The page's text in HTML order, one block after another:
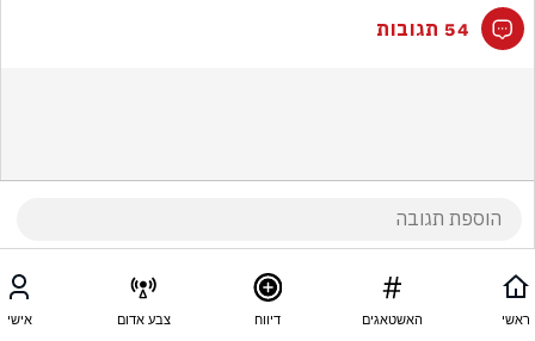
54 תגובות
ראשי האשטאגים דיווח צבע אדום אישי